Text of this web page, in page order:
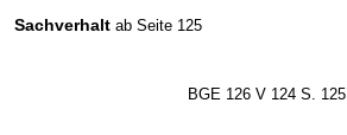
Sachverhalt ab Seite 125
BGE 126 V 124 S. 125